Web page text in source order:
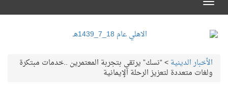
الأخبار الدينية>“نسك” يرتقي بتجربة المعتمرين ..خدمات مبتكرة
ولغات متعددة لتعزيز الرحلة الإيمانية